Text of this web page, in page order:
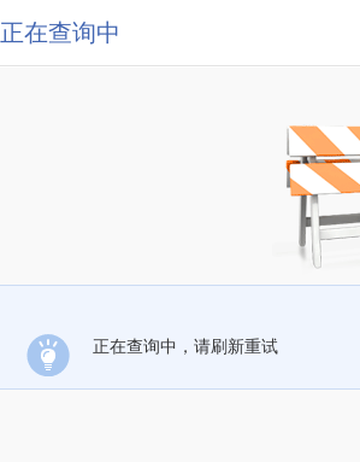
正在查询中
正在查询中，请刷新重试